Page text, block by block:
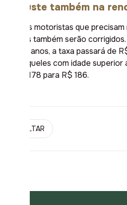
Reajuste também na
Para os motoristas que
valores também serão
até 65 anos, a taxa passará de
para aqueles com idade
de R$ 178 para R$ 186.
VOLTAR